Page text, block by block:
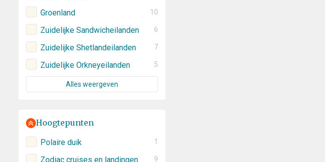
Groenland 10
Zuidelijke Sandwicheilanden 6
Zuidelijke Shetlandeilanden 7
Zuidelijke Orkneyeilanden 5
Alles weergeven
Hoogtepunten
Polaire duik 1
Zodiac cruises en landingen 9